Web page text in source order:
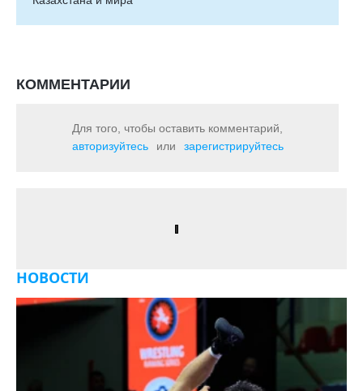
КОММЕНТАРИИ
Для того, чтобы оставить комментарий,
авторизуйтесь
или зарегистрируйтесь
НОВОСТИ